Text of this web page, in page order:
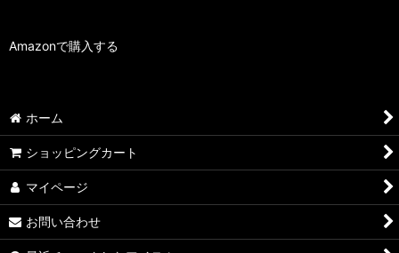
Amazonで購入する
ホーム
ショッピングカート
マイページ
お問い合わせ